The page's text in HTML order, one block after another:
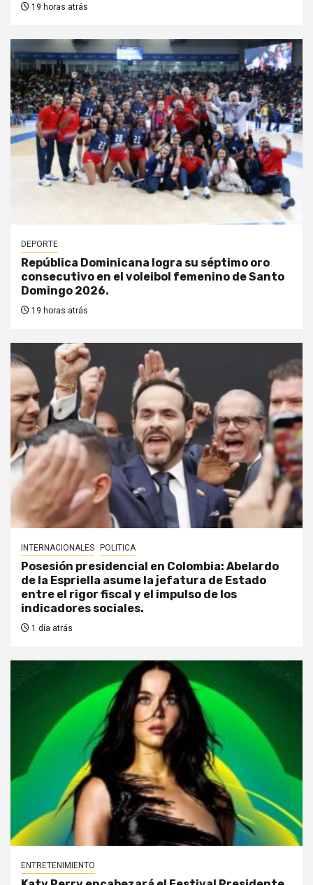
19 horas atrás
DEPORTE
República Dominicana logra su séptimo oro
consecutivo en el voleibol femenino de Santo
Domingo 2026.
19 horas atrás
INTERNACIONALES POLITICA
Posesión presidencial en Colombia: Abelardo
de la Espriella asume la jefatura de Estado
entre el rigor fiscal y el impulso de los
indicadores sociales.
1 día atrás
ENTRETENIMIENTO